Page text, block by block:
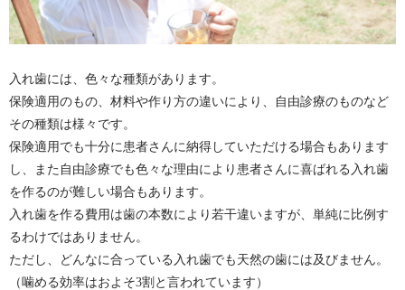
入れ歯には、色々な種類があります。
保険適用のもの、材料や作り方の違いにより、自由診療のものなど
その種類は様々です。
保険適用でも十分に患者さんに納得していただける場合もあります
し、また自由診療でも色々な理由により患者さんに喜ばれる入れ歯
を作るのが難しい場合もあります。
入れ歯を作る費用は歯の本数により若干違いますが、単純に比例す
るわけではありません。
ただし、どんなに合っている入れ歯でも天然の歯には及びません。
（噛める効率はおよそ3割と言われています）